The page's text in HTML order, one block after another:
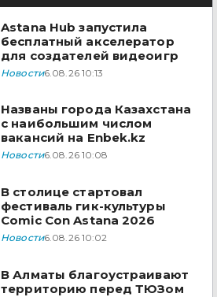
Astana Hub запустила
бесплатный акселератор
для создателей видеоигр
Новости6.08.26 10:13
Названы города Казахстана
с наибольшим числом
вакансий на Enbek.kz
Новости6.08.26 10:08
В столице стартовал
фестиваль гик-культуры
Comic Con Astana 2026
Новости6.08.26 10:02
В Алматы благоустраивают
территорию перед ТЮЗом